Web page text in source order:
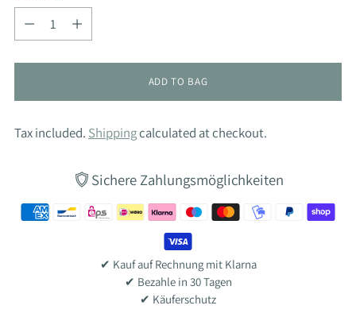
Quantity
ADD TO BAG
Tax included. Shippingcalculated at checkout.
Sichere Zahlungsmöglichkeiten
✔ Kauf auf Rechnung mit Klarna
✔ Bezahle in 30 Tagen
✔ Käuferschutz